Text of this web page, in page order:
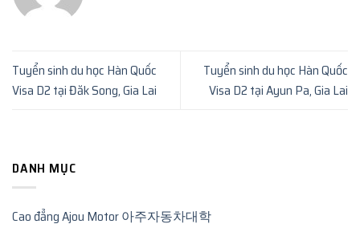
Tuyển sinh du học Hàn Quốc
Visa D2 tại Đăk Song, Gia Lai
Tuyển sinh du học Hàn Quốc
Visa D2 tại Ayun Pa, Gia Lai
DANH MỤC
Cao đẳng Ajou Motor 아주자동차대학